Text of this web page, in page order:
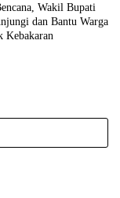
Wakil Bupati
dan Bantu Warga
Kebakaran